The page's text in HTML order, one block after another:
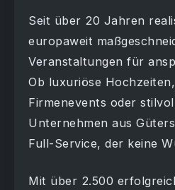
Seit über 20 Jahren
europaweit
Veranstaltungen für
Ob luxuriöse
Firmenevents oder
Unternehmen aus
Full-Service, der keine
Mit über 2.500